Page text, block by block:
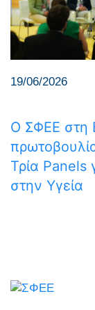
19/06/2026
Ο ΣΦΕΕ στη
Τρία Panels
στην Υγεία